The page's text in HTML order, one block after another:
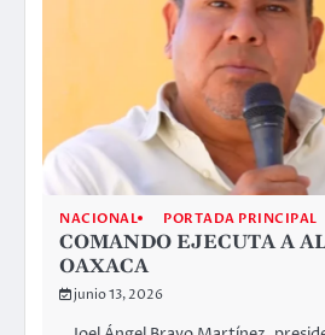
NACIONAL PORTADA PRINCIPAL
COMANDO EJECUTA A
OAXACA
junio 13, 2026